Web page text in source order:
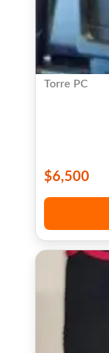
Torre PC
$6,500